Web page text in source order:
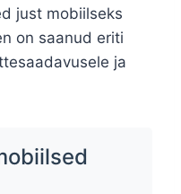
just mobiilseks
on saanud eriti
ja